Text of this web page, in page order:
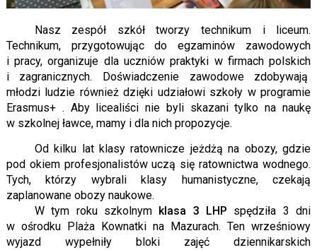
Nasz zespół szkół tworzy technikum i liceum.
Technikum, przygotowując do egzaminów zawodowych
i pracy, organizuje dla uczniów praktyki w firmach polskich
i zagranicznych. Doświadczenie zawodowe zdobywają
młodzi ludzie również dzięki udziałowi szkoły w programie
Erasmus+ . Aby licealiści nie byli skazani tylko na naukę
w szkolnej ławce, mamy i dla nich propozycje.
Od kilku lat klasy ratownicze jeżdżą na obozy, gdzie
pod okiem profesjonalistów uczą się ratownictwa wodnego.
Tych, którzy wybrali klasy humanistyczne, czekają
zaplanowane obozy naukowe.
W tym roku szkolnym klasa 3 LHP spędziła 3 dni
w ośrodku Plaża Kownatki na Mazurach. Ten wrześniowy
wyjazd wypełniły bloki zajęć dziennikarskich